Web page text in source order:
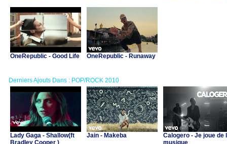
OneRepublic - Good Life OneRepublic - Runaway
Derniers Ajouts Dans : POP/ROCK 2010
Lady Gaga - Shallow(ft
Bradley Cooper )
Jain - Makeba
Calogero - Je joue de
musique